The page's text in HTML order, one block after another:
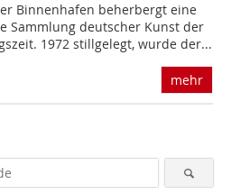
Binnenhafen beherbergt eine
Sammlung deutscher Kunst der
1972 stillgelegt, wurde der...
mehr